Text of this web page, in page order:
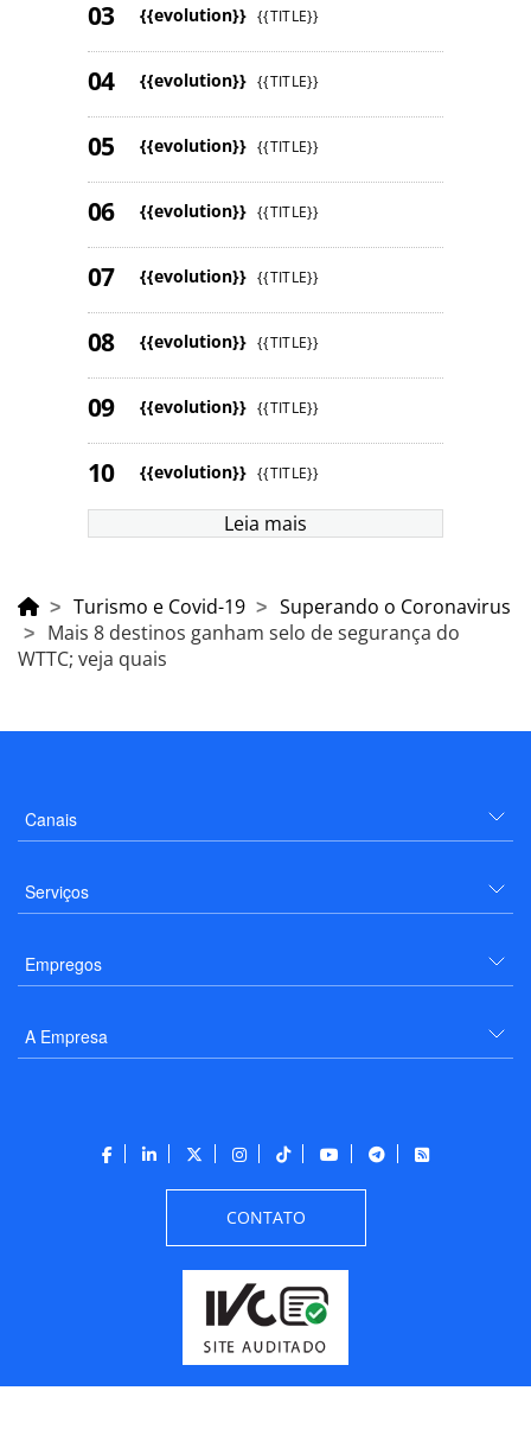
{{evolution}} {{TITLE}}
{{evolution}} {{TITLE}}
{{evolution}} {{TITLE}}
{{evolution}} {{TITLE}}
{{evolution}} {{TITLE}}
{{evolution}} {{TITLE}}
{{evolution}} {{TITLE}}
{{evolution}} {{TITLE}}
Leia mais
Turismo e Covid-19
Superando o Coronavirus
Mais 8 destinos ganham selo de segurança do
WTTC; veja quais
Canais
Serviços
Empregos
A Empresa
CONTATO